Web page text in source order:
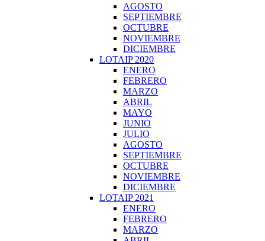
AGOSTO
SEPTIEMBRE
OCTUBRE
NOVIEMBRE
DICIEMBRE
LOTAIP 2020
ENERO
FEBRERO
MARZO
ABRIL
MAYO
JUNIO
JULIO
AGOSTO
SEPTIEMBRE
OCTUBRE
NOVIEMBRE
DICIEMBRE
LOTAIP 2021
ENERO
FEBRERO
MARZO